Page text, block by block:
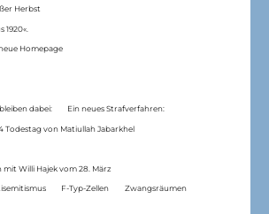
Herbst
Homepage
dabei: Ein neues Strafverfahren:
Todestag von Matiul­lah Jabarkhel
mit Willi Hajek vom 28. März
F-Typ-Zellen Zwangsräumen